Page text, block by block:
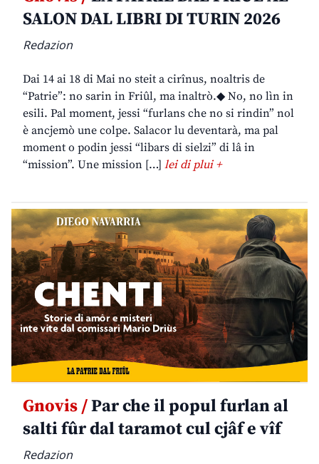
SALON DAL LIBRI DI TURIN 2026
Redazion
Dai 14 ai 18 di Mai no steit a cirînus, noaltris de
“Patrie”: no sarin in Friûl, ma inaltrò.◆ No, no lìn in
esili. Pal moment, jessi “furlans che no si rindin” nol
è ancjemò une colpe. Salacor lu deventarà, ma pal
moment o podin jessi “libars di sielzi” di lâ in
“mission”. Une mission […] lei di plui +
Gnovis /Par che il popul furlan al
salti fûr dal taramot cul cjâf e vîf
Redazion